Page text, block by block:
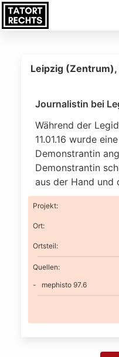
Leipzig (Zentrum),
Journalistin bei
Während der
11.01.16 wurde
Demonstrantin
Demonstrantin
aus der Hand und
Projekt:
Ort:
Ortsteil:
Quellen:
mephisto 97.6